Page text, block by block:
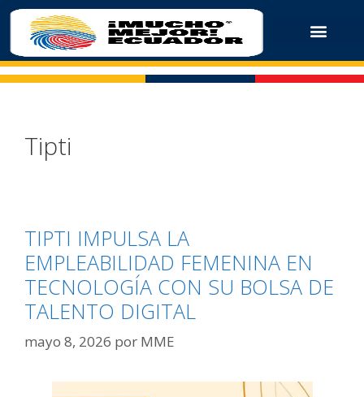
Tipti
TIPTI IMPULSA LA
EMPLEABILIDAD FEMENINA EN
TECNOLOGÍA CON SU BOLSA DE
TALENTO DIGITAL
mayo 8, 2026 por MME